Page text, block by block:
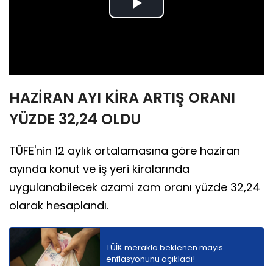
Play
HAZİRAN AYI KİRA ARTIŞ ORANI
YÜZDE 32,24 OLDU
TÜFE'nin 12 aylık ortalamasına göre haziran
ayında konut ve iş yeri kiralarında
uygulanabilecek azami zam oranı yüzde 32,24
olarak hesaplandı.
TÜİK merakla beklenen mayıs
enflasyonunu açıkladı!